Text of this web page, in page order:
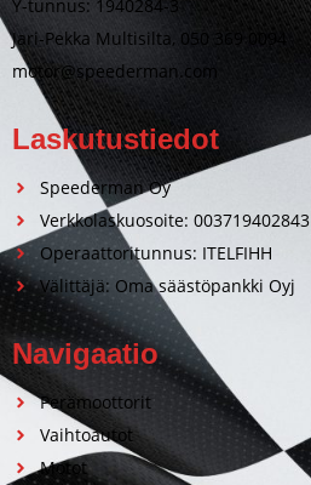
Y-tunnus: 1940284-3
Jari-Pekka Multisilta, 050 369 0094
motor@speederman.com
Laskutustiedot
Speederman Oy
Verkkolaskuosoite: 003719402843
Operaattoritunnus: ITELFIHH
Välittäjä: Oma säästöpankki Oyj
Navigaatio
Perämoottorit
Vaihtoautot
Motot